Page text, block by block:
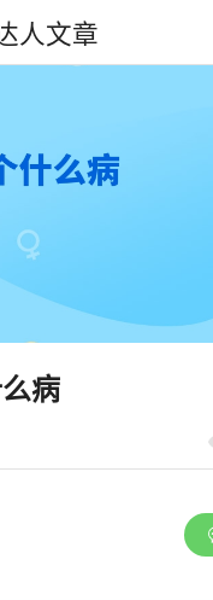
人文章
病